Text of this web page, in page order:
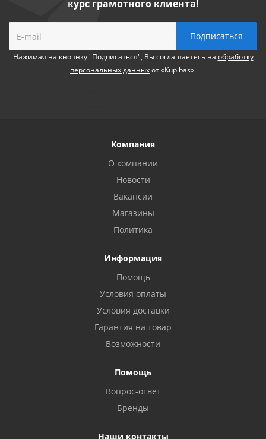
курс грамотного клиента!
Нажимая на кнопнку "Подписаться", Вы соглашаетесь на обработку
персональных данныхот «Kupibas».
Компания
О компании
Новости
Вакансии
Магазины
Политика
Информация
Помощь
Условия оплаты
Условия доставки
Гарантия на товар
Возможности
Помощь
Вопрос-ответ
Бренды
Наши контакты